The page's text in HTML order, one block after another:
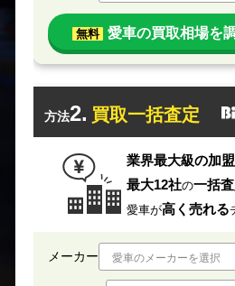
無料 愛車の買取相場を
方法2. 買取一括査定
業界最大級の加盟
最大12社の一括
愛車が高く売れる
メーカー